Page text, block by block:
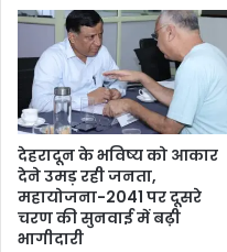
देहरादून के भविष्य को आकार
देने उमड़ रही जनता,
महायोजना-2041 पर दूसरे
चरण की सुनवाई में बढ़ी
भागीदारी